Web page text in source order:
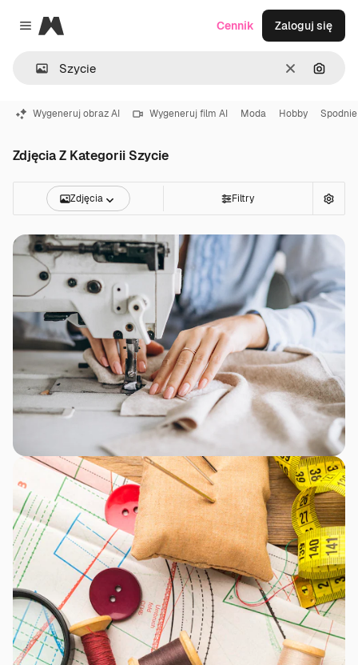
Close menu
Magnific
WyczyśćSzukaj
Cennik Zaloguj się
Wygeneruj obraz AI Wygeneruj film AI Moda Hobby Spodnie
Zdjęcia Z Kategorii Szycie
Zdjęcia Filtry